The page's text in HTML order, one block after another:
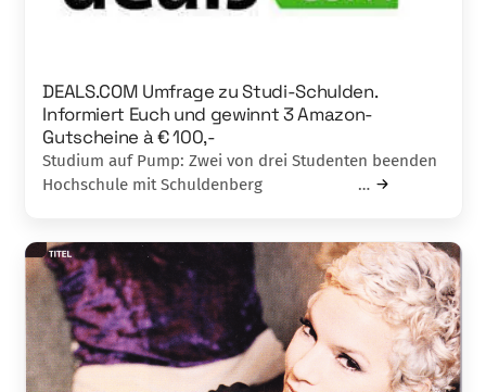
DEALS.COM Umfrage zu Studi-Schulden.
Informiert Euch und gewinnt 3 Amazon-
Gutscheine à € 100,-
Studium auf Pump: Zwei von drei Studenten beenden
Hochschule mit Schuldenberg …